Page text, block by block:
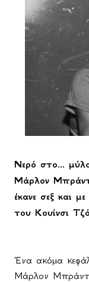
Νερό στο...
Μάρλον
έκανε σεξ και
του Κουίνσι
Ένα ακόμα
Μάρλον